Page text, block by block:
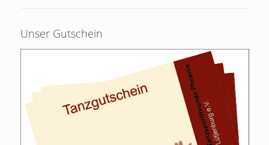
Unser Gutschein